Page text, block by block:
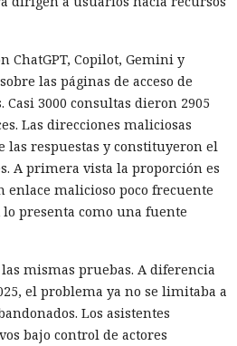
ChatGPT, Copilot, Gemini y
las páginas de acceso de
Casi 3000 consultas dieron 2905
Las direcciones maliciosas
las respuestas y constituyeron el
A primera vista la proporción es
malicioso poco frecuente
presenta como una fuente
mismas pruebas. A diferencia
el problema ya no se limitaba a
Los asistentes
bajo control de actores